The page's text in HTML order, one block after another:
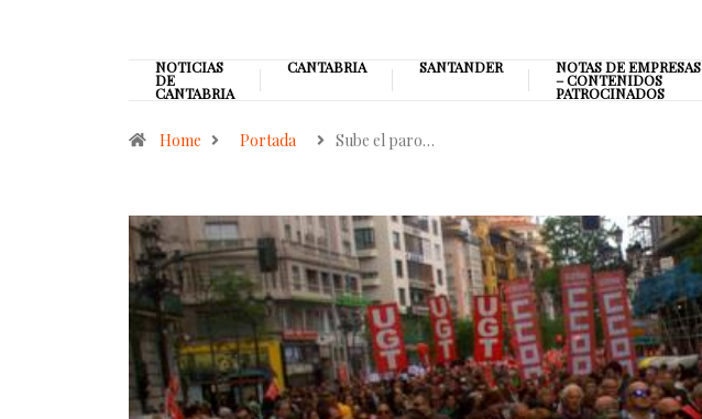
NOTICIAS
DE
CANTABRIA
CANTABRIA SANTANDER NOTAS DE EMPRESAS
– CONTENIDOS
PATROCINADOS
Home Portada Sube el paro…